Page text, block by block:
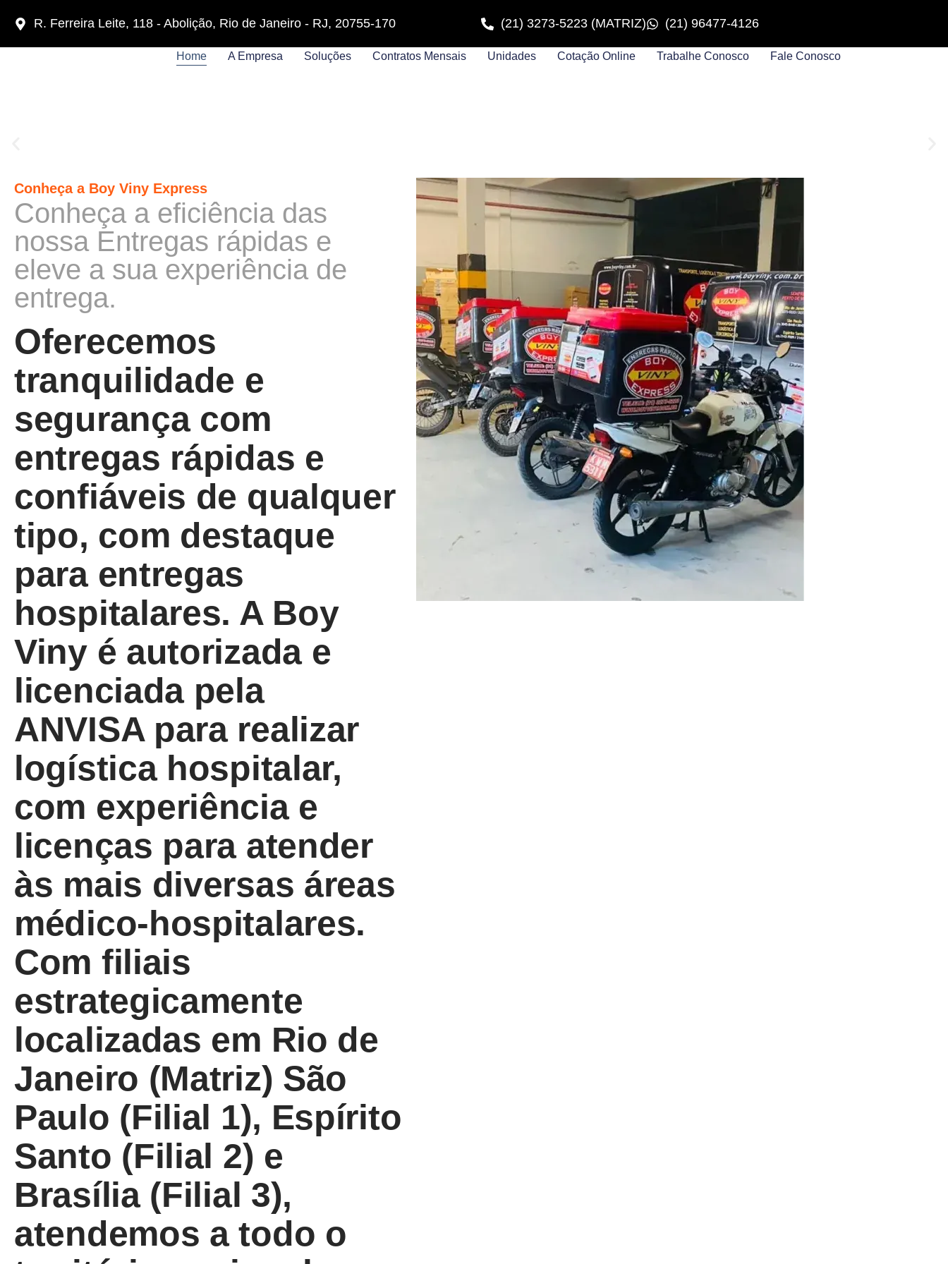
R. Ferreira Leite, 118 - Abolição, Rio de Janeiro - RJ, 20755-170 (21) 3273-5223 (MATRIZ) (21) 96477-4126
Home A Empresa Soluções Contratos Mensais Unidades Cotação Online Trabalhe Conosco Fale Conosco
Conheça a Boy Viny Express
Conheça a eficiência das
nossa Entregas rápidas e
eleve a sua experiência de
entrega.
Oferecemos
tranquilidade e
segurança com
entregas rápidas e
confiáveis de qualquer
tipo, com destaque
para entregas
hospitalares. A Boy
Viny é autorizada e
licenciada pela
ANVISA para realizar
logística hospitalar,
com experiência e
licenças para atender
às mais diversas áreas
médico-hospitalares.
Com filiais
estrategicamente
localizadas em Rio de
Janeiro (Matriz) São
Paulo (Filial 1), Espírito
Santo (Filial 2) e
Brasília (Filial 3),
atendemos a todo o